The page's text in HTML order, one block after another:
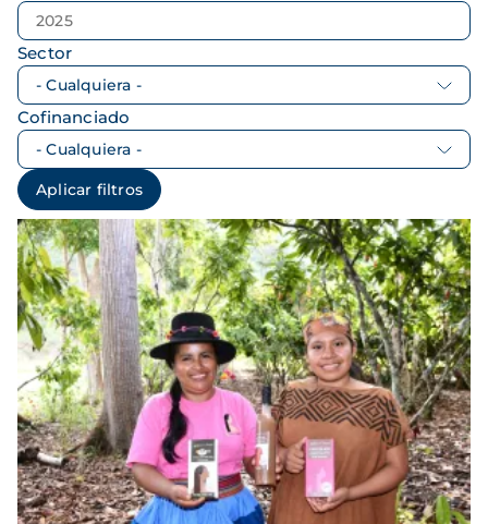
Sector
Cofinanciado